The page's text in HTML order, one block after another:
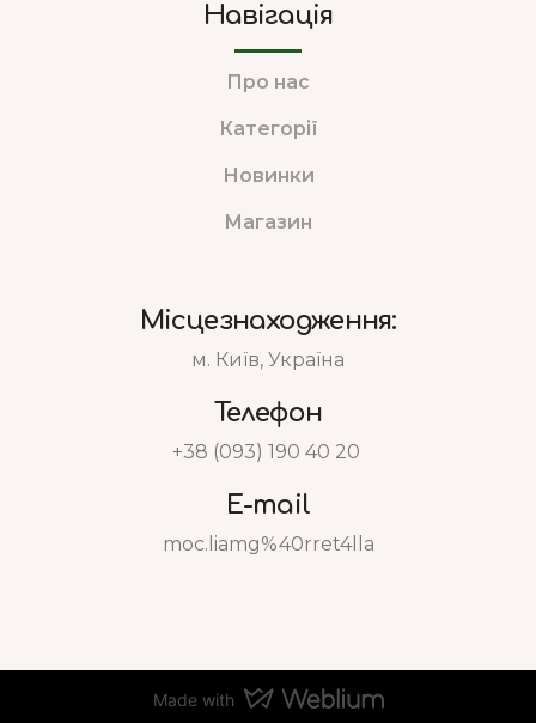
Навігація
Про нас
Категорії
Новинки
Магазин
Місцезнаходження:
м. Київ, Україна
Телефон
+38 (093) 190 40 20
E-mail
moc.liamg%40rret4lla
Made with